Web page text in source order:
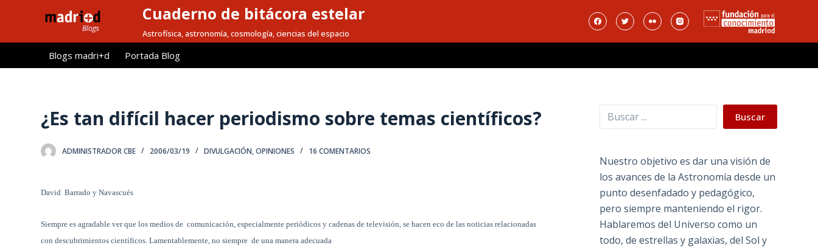
l
Cuaderno de bitácora estelar
Astrofísica, astronomía, cosmología, ciencias del espacio
Blogs madri+d Portada Blog
¿Es tan difícil hacer periodismo sobre temas científicos?
ADMINISTRADOR CBE 2006/03/19 DIVULGACIÓN,OPINIONES 16 COMENTARIOS
David Barrado y Navascués
Siempre es agradable ver que los medios de comunicación, especialmente periódicos y cadenas de televisión, se hacen eco de las noticias relacionadas
con descubrimientos científicos. Lamentablemente, no siempre de una manera adecuada
Buscar Buscar
Nuestro objetivo es dar una visión de
los avances de la Astronomía desde un
punto desenfadado y pedagógico,
pero siempre manteniendo el rigor.
Hablaremos del Universo como un
todo, de estrellas y galaxias, del Sol y